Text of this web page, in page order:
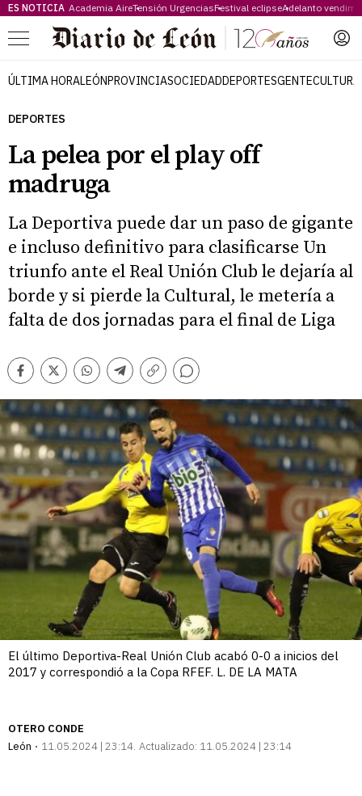
ES NOTICIA Academia AireTensión UrgenciasFestival eclipseAdelanto
Menú
ÚLTIMA HORALEÓNPROVINCIASOCIEDADDEPORTESGENTECULTURA
DEPORTES
La pelea por el play off
madruga
La Deportiva puede dar un paso de gigante
e incluso definitivo para clasificarse Un
triunfo ante el Real Unión Club le dejaría al
borde y si pierde la Cultural, le metería a
falta de dos jornadas para el final de Liga
Facebook
TwitterWhatsappTelegram
Copiar
Comentarios
El último Deportiva-Real Unión Club acabó 0-0 a inicios del
2017 y correspondió a la Copa RFEF. L. DE LA MATA
OTERO CONDE
León
11.05.2024 | 23:14 Actualizado: 11.05.2024 | 23:14